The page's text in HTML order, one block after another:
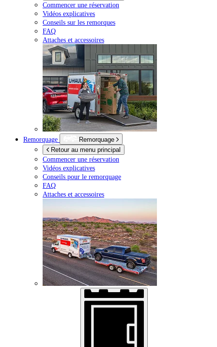
Commencer une réservation
Vidéos explicatives
Conseils sur les remorques
FAQ
Attaches et accessoires
Remorquage
Remorquage
Retour au menu principal
Commencer une réservation
Vidéos explicatives
Conseils pour le remorquage
FAQ
Attaches et accessoires